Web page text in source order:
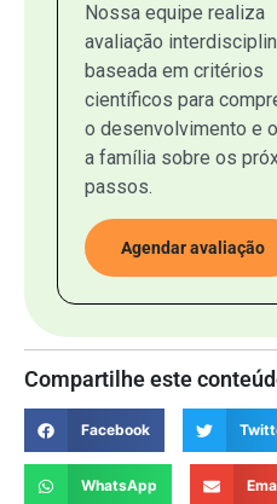
Nossa equipe realiza
avaliação
baseada em critérios
científicos para
o desenvolvimento e
a família sobre os
passos.
Agendar avaliação
Compartilhe este
Facebook
WhatsApp